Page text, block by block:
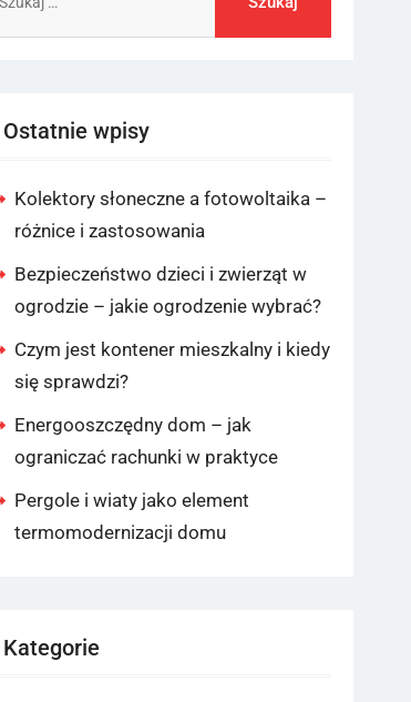
Ostatnie wpisy
Kolektory słoneczne a fotowoltaika –
różnice i zastosowania
Bezpieczeństwo dzieci i zwierząt w
ogrodzie – jakie ogrodzenie wybrać?
Czym jest kontener mieszkalny i kiedy
się sprawdzi?
Energooszczędny dom – jak
ograniczać rachunki w praktyce
Pergole i wiaty jako element
termomodernizacji domu
Kategorie